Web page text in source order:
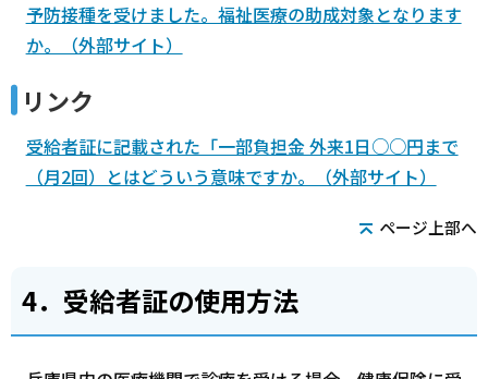
予防接種を受けました。福祉医療の助成対象となります
か。（外部サイト）
リンク
受給者証に記載された「一部負担金 外来1日○○円まで
（月2回）とはどういう意味ですか。（外部サイト）
ページ上部へ
4．受給者証の使用方法